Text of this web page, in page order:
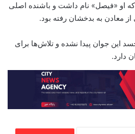
او «فیصل» نام داشت و باشنده اصلی
از معادن به بدخشان رفته بود.
این جوان پیدا نشده و تلاش‌ها برای
دارد.